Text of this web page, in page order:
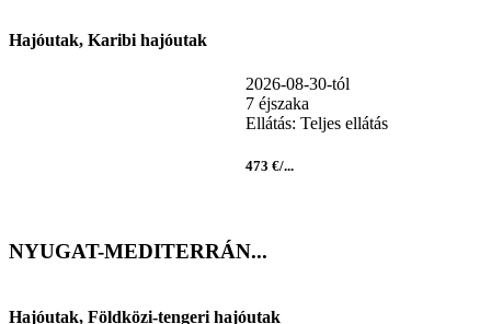
Hajóutak, Karibi hajóutak
2026-08-30-tól
7 éjszaka
Ellátás: Teljes ellátás
473 €/...
NYUGAT-MEDITERRÁN...
Hajóutak, Földközi-tengeri hajóutak